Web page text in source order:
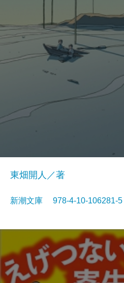
東畑開人／著
新潮文庫 978-4-10-